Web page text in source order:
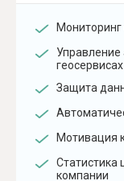
Мониторинг
геосервисах
Защита
Мотивация
Статистика
компании